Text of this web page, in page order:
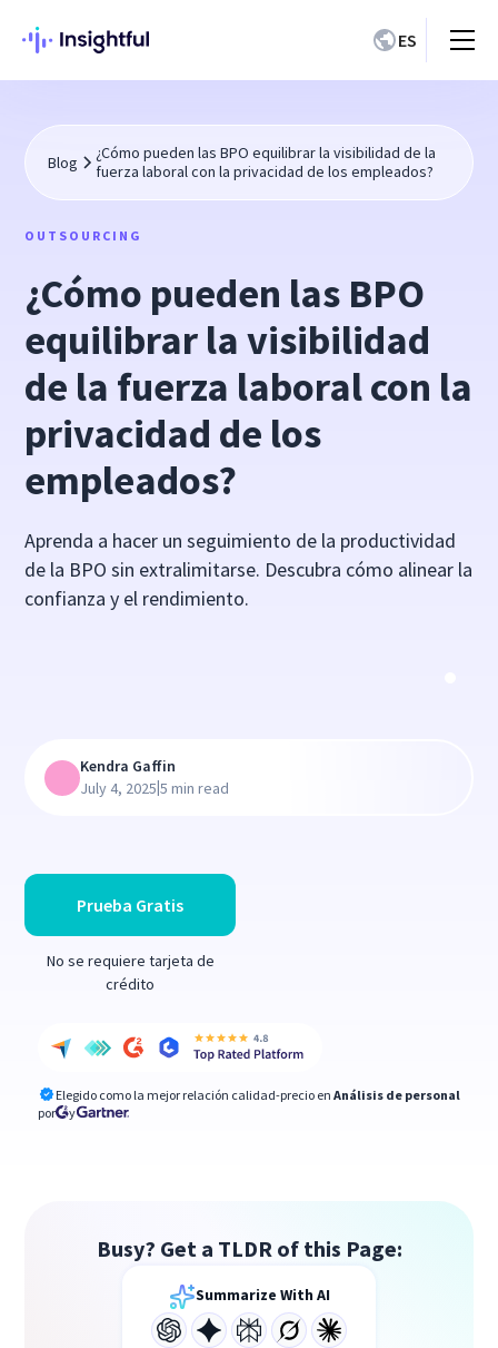
ES
Blog
¿Cómo pueden las BPO equilibrar la visibilidad de la
fuerza laboral con la privacidad de los empleados?
OUTSOURCING
¿Cómo pueden las BPO
equilibrar la visibilidad
de la fuerza laboral con la
privacidad de los
empleados?
Aprenda a hacer un seguimiento de la productividad
de la BPO sin extralimitarse. Descubra cómo alinear la
confianza y el rendimiento.
Prueba Gratis
No se requiere tarjeta de
crédito
Elegido como la mejor relación calidad-precio en Análisis de personal
por
y
Kendra Gaffin
July 4, 2025|5 min read
Busy? Get a TLDR of this Page:
Summarize With AI